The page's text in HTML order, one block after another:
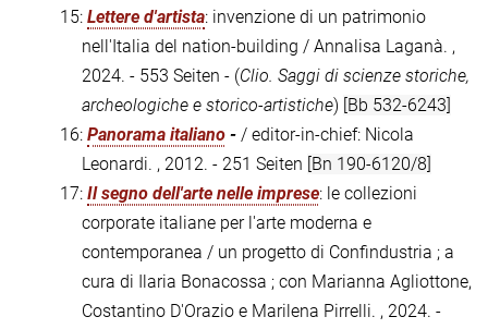
15: Lettere d'artista: invenzione di un patrimonio
nell'Italia del nation-building / Annalisa Laganà. ,
2024. - 553 Seiten - (Clio. Saggi di scienze storiche,
archeologiche e storico-artistiche) [Bb 532-6243]
16: Panorama italiano - / editor-in-chief: Nicola
Leonardi. , 2012. - 251 Seiten [Bn 190-6120/8]
17: Il segno dell'arte nelle imprese: le collezioni
corporate italiane per l'arte moderna e
contemporanea / un progetto di Confindustria ; a
cura di Ilaria Bonacossa ; con Marianna Agliottone,
Costantino D'Orazio e Marilena Pirrelli. , 2024. -